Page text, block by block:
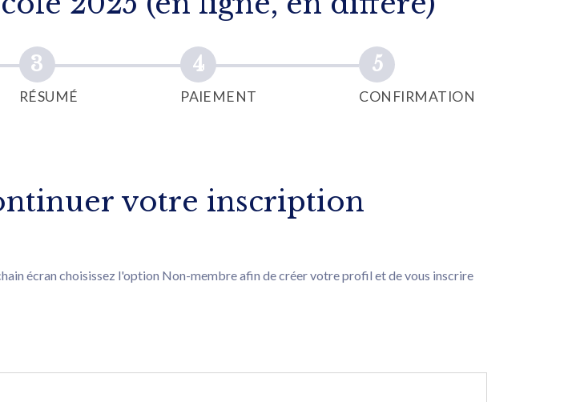
RÉSUMÉ PAIEMENT CONFIRMATION
votre inscription
écran choisissez l'option Non-membre afin de créer votre profil et de vous inscrire